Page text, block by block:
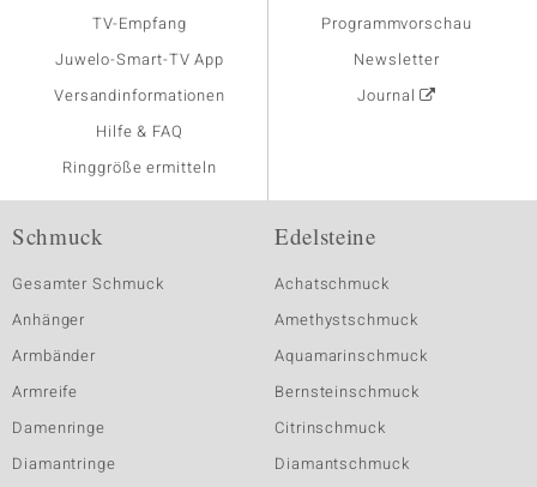
TV-Empfang
Juwelo-Smart-TV App
Versandinformationen
Hilfe & FAQ
Ringgröße ermitteln
Programmvorschau
Newsletter
Journal
Schmuck
Gesamter Schmuck
Anhänger
Armbänder
Armreife
Damenringe
Diamantringe
Edelsteine
Achatschmuck
Amethystschmuck
Aquamarinschmuck
Bernsteinschmuck
Citrinschmuck
Diamantschmuck